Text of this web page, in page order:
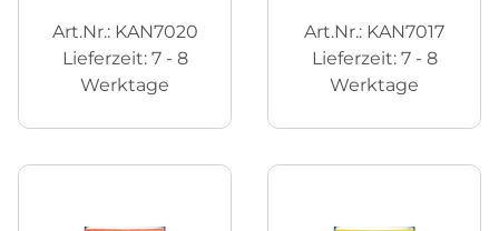
Art.Nr.: KAN7020
Lieferzeit: 7 - 8
Werktage
Art.Nr.: KAN7017
Lieferzeit: 7 - 8
Werktage